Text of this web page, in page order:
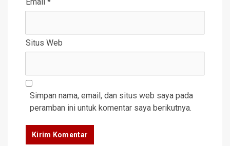
Situs Web
Simpan nama, email, dan situs web saya pada
peramban ini untuk komentar saya berikutnya.